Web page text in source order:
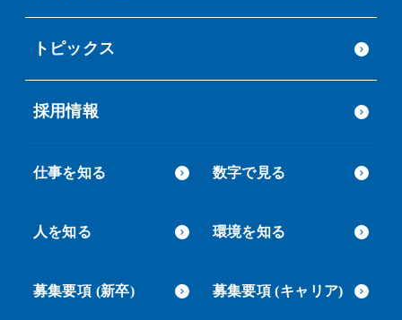
トピックス
採用情報
仕事を知る 数字で見る
人を知る 環境を知る
募集要項 (新卒) 募集要項 (キャリア)